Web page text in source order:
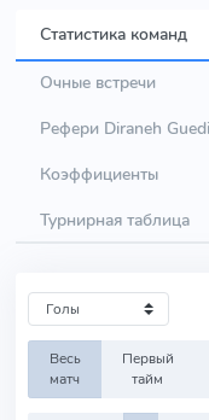
Статистика команд
Очные встречи
Рефери Diraneh Guedi
Коэффициенты
Турнирная таблица
Весь
матч
Первый
тайм